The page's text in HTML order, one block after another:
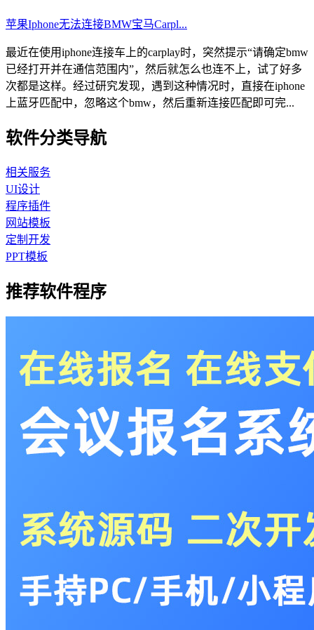
苹果Iphone无法连接BMW宝马Carpl...
最近在使用iphone连接车上的carplay时，突然提示“请确定bmw
已经打开并在通信范围内”，然后就怎么也连不上，试了好多
次都是这样。经过研究发现，遇到这种情况时，直接在iphone
上蓝牙匹配中，忽略这个bmw，然后重新连接匹配即可完...
软件分类导航
相关服务
UI设计
程序插件
网站模板
定制开发
PPT模板
推荐软件程序